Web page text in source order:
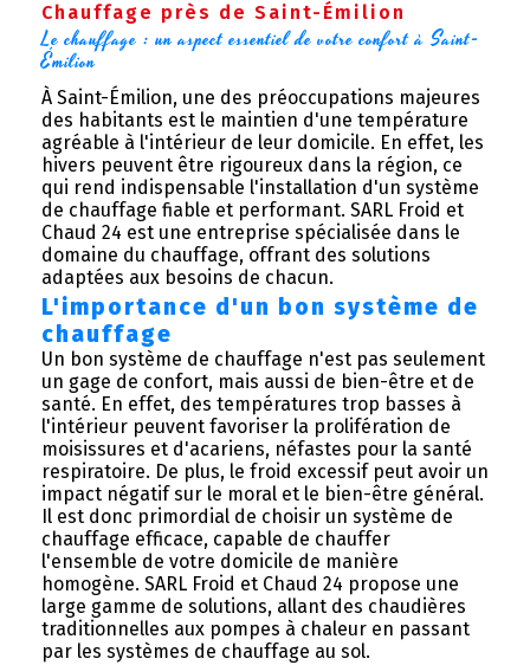
Chauffage près de Saint-Émilion
Le chauffage : un aspect essentiel de votre confort à Saint-
Émilion
À Saint-Émilion, une des préoccupations majeures
des habitants est le maintien d'une température
agréable à l'intérieur de leur domicile. En effet, les
hivers peuvent être rigoureux dans la région, ce
qui rend indispensable l'installation d'un système
de chauffage fiable et performant. SARL Froid et
Chaud 24 est une entreprise spécialisée dans le
domaine du chauffage, offrant des solutions
adaptées aux besoins de chacun.
L'importance d'un bon système de
chauffage
Un bon système de chauffage n'est pas seulement
un gage de confort, mais aussi de bien-être et de
santé. En effet, des températures trop basses à
l'intérieur peuvent favoriser la prolifération de
moisissures et d'acariens, néfastes pour la santé
respiratoire. De plus, le froid excessif peut avoir un
impact négatif sur le moral et le bien-être général.
Il est donc primordial de choisir un système de
chauffage efficace, capable de chauffer
l'ensemble de votre domicile de manière
homogène. SARL Froid et Chaud 24 propose une
large gamme de solutions, allant des chaudières
traditionnelles aux pompes à chaleur en passant
par les systèmes de chauffage au sol.